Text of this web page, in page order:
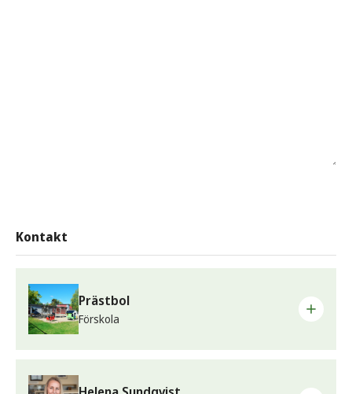
Kontakt
Prästbol
Förskola
Kotten: